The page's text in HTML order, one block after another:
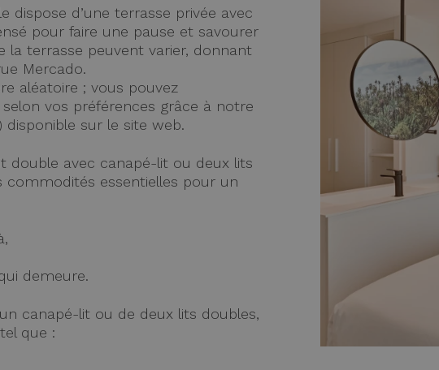
dispose d’une terrasse privée avec
pour faire une pause et savourer
la terrasse peuvent varier, donnant
Mercado.
aléatoire ; vous pouvez
vos préférences grâce à notre
disponible sur le site web.
double avec canapé-lit ou deux lits
commodités essentielles pour un
demeure.
canapé-lit ou de deux lits doubles,
que :